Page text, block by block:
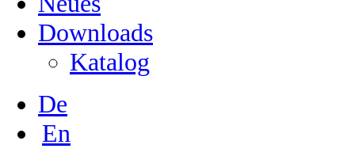
Downloads
Katalog
De
En